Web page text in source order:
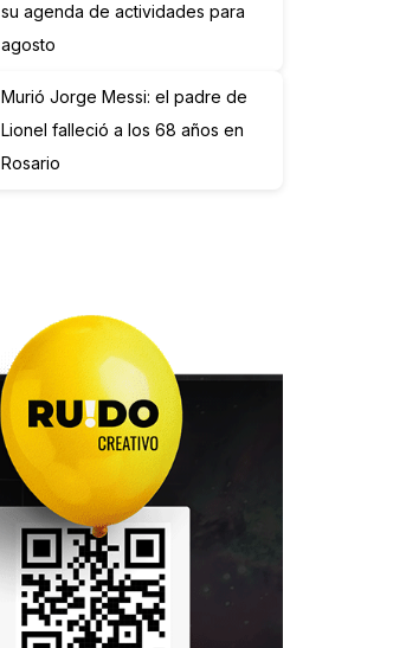
su agenda de actividades para
agosto
Murió Jorge Messi: el padre de
Lionel falleció a los 68 años en
Rosario